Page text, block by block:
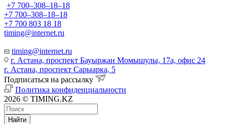
+7 700‒308‒18‒18
+7 700‒308‒18‒18
+7 700 803 18 18
timing@internet.ru
timing@internet.ru
г. Астана, проспект Бауыржан Момышулы, 17а, офис 24
г. Астана, проспект Сарыарка, 5
Подписаться на рассылку
Политика конфиденциальности
2026 © TIMING.KZ
Найти